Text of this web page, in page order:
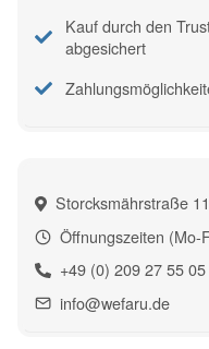
Storcksmährstraße
Öffnungszeiten (Mo-
+49 (0) 209 27 55
info@wefaru.de
Kauf durch den
abgesichert